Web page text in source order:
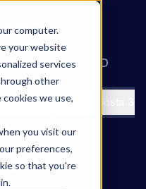
computer.
your website
services
other
we use,
you visit our
preferences,
so that you're
VID
Högupplösta